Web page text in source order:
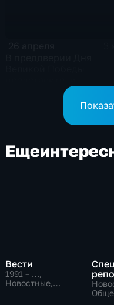
горадминистрации
поздравляют
Еще
Вести
1991 – …,
Новостные,